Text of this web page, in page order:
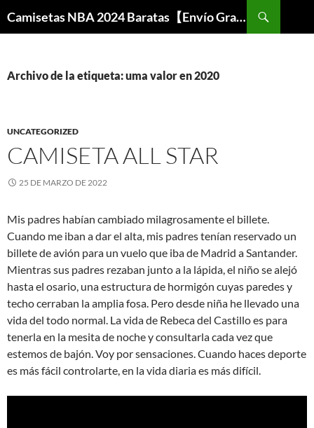
Camisetas NBA 2024 Baratas【Envío Gratis】
Archivo de la etiqueta: uma valor en 2020
UNCATEGORIZED
CAMISETA ALL STAR
25 DE MARZO DE 2022
Mis padres habían cambiado milagrosamente el billete.
Cuando me iban a dar el alta, mis padres tenían reservado un
billete de avión para un vuelo que iba de Madrid a Santander.
Mientras sus padres rezaban junto a la lápida, el niño se alejó
hasta el osario, una estructura de hormigón cuyas paredes y
techo cerraban la amplia fosa. Pero desde niña he llevado una
vida del todo normal. La vida de Rebeca del Castillo es para
tenerla en la mesita de noche y consultarla cada vez que
estemos de bajón. Voy por sensaciones. Cuando haces deporte
es más fácil controlarte, en la vida diaria es más difícil.